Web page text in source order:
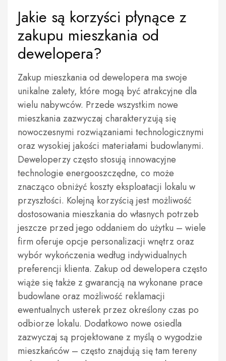
Jakie są korzyści płynące z
zakupu mieszkania od
dewelopera?
Zakup mieszkania od dewelopera ma swoje
unikalne zalety, które mogą być atrakcyjne dla
wielu nabywców. Przede wszystkim nowe
mieszkania zazwyczaj charakteryzują się
nowoczesnymi rozwiązaniami technologicznymi
oraz wysokiej jakości materiałami budowlanymi.
Deweloperzy często stosują innowacyjne
technologie energooszczędne, co może
znacząco obniżyć koszty eksploatacji lokalu w
przyszłości. Kolejną korzyścią jest możliwość
dostosowania mieszkania do własnych potrzeb
jeszcze przed jego oddaniem do użytku – wiele
firm oferuje opcje personalizacji wnętrz oraz
wybór wykończenia według indywidualnych
preferencji klienta. Zakup od dewelopera często
wiąże się także z gwarancją na wykonane prace
budowlane oraz możliwość reklamacji
ewentualnych usterek przez określony czas po
odbiorze lokalu. Dodatkowo nowe osiedla
zazwyczaj są projektowane z myślą o wygodzie
mieszkańców – często znajdują się tam tereny